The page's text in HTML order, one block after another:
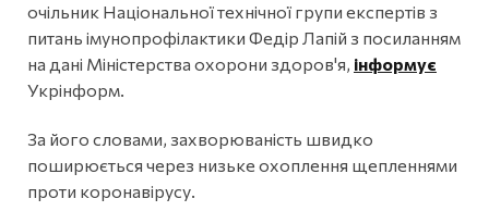
очільник Національної технічної групи експертів з
питань імунопрофілактики Федір Лапій з посиланням
на дані Міністерства охорони здоров'я, інформує
Укрінформ.
За його словами, захворюваність швидко
поширюється через низьке охоплення щепленнями
проти коронавірусу.